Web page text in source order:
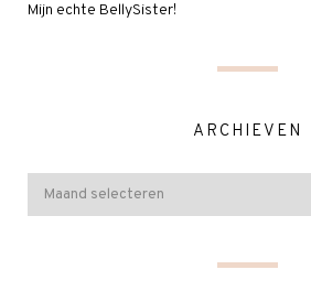
Mijn echte BellySister!
ARCHIEVEN